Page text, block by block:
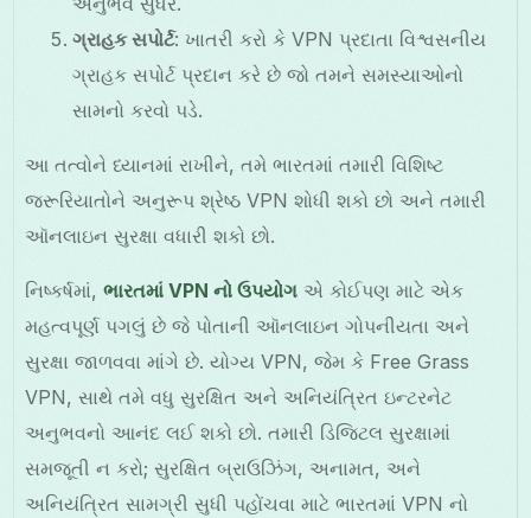
ગ્રાહક સપોર્ટ: ખાતરી કરો કે VPN પ્રદાતા વિશ્વસનીય
ગ્રાહક સપોર્ટ પ્રદાન કરે છે જો તમને સમસ્યાઓનો
સામનો કરવો પડે.
આ તત્વોને ધ્યાનમાં રાખીને, તમે ભારતમાં તમારી વિશિષ્ટ
જરૂરિયાતોને અનુરૂપ શ્રેષ્ઠ VPN શોધી શકો છો અને તમારી
ઑનલાઇન સુરક્ષા વધારી શકો છો.
નિષ્કર્ષમાં,ભારતમાં VPN નો ઉપયોગ એ કોઈપણ માટે એક
મહત્વપૂર્ણ પગલું છે જે પોતાની ઑનલાઇન ગોપનીયતા અને
સુરક્ષા જાળવવા માંગે છે. યોગ્ય VPN, જેમ કે Free Grass
VPN, સાથે તમે વધુ સુરક્ષિત અને અનિયંત્રિત ઇન્ટરનેટ
અનુભવનો આનંદ લઈ શકો છો. તમારી ડિજિટલ સુરક્ષામાં
સમજૂતી ન કરો; સુરક્ષિત બ્રાઉઝિંગ, અનામત, અને
અનિયંત્રિત સામગ્રી સુધી પહોંચવા માટે ભારતમાં VPN નો